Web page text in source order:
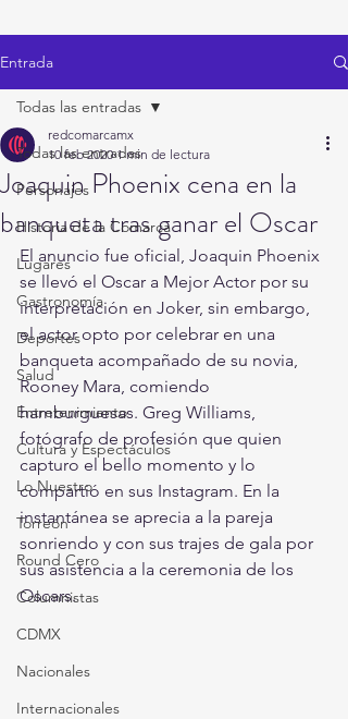
Entrada
Todas las entradas
Personajes
Historia de la Comarca
Lugares
Gastronomía
Deportes
Salud
Entretenimiento
Cultura y Espectáculos
Lo Nuestro
Torreón
Round Cero
Columnistas
CDMX
Nacionales
Internacionales
Todas las entradas
Joaquin Phoenix cena en la
banqueta tras ganar el Oscar
redcomarcamx
10 feb 2020 1 min de lectura
El anuncio fue oficial, Joaquin Phoenix
se llevó el Oscar a Mejor Actor por su
interpretación en Joker, sin embargo,
el actor opto por celebrar en una
banqueta acompañado de su novia,
Rooney Mara, comiendo
hamburguesas. Greg Williams,
fotógrafo de profesión que quien
capturo el bello momento y lo
compartió en sus Instagram. En la
instantánea se aprecia a la pareja
sonriendo y con sus trajes de gala por
sus asistencia a la ceremonia de los
Oscars.